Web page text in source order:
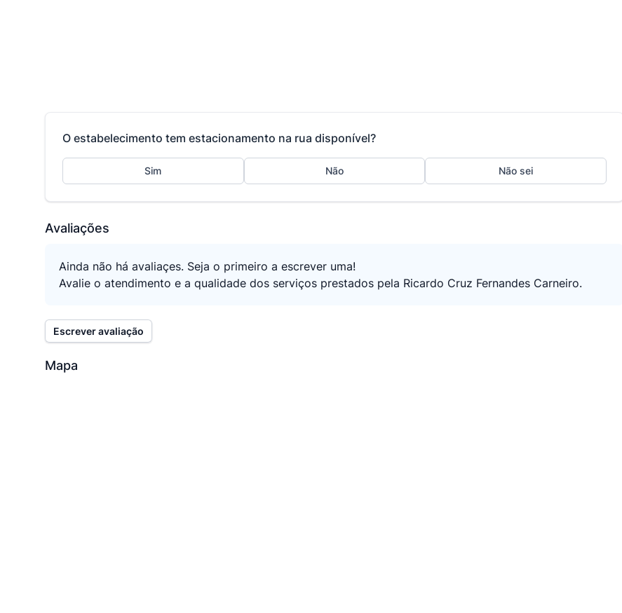
O estabelecimento tem estacionamento na rua disponível?
Sim Não Não sei
Avaliações
Ainda não há avaliaçes. Seja o primeiro a escrever uma!
Avalie o atendimento e a qualidade dos serviços prestados pela Ricardo Cruz Fernandes Carneiro.
Escrever avaliação
Mapa